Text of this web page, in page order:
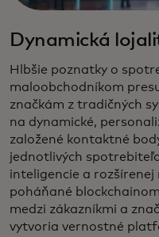
Dynamická
Hlbšie poznatky o
maloobchodníkom
značkám z tradičných
na dynamické,
založené kontaktné
jednotlivých
inteligencie a
poháňané
medzi zákazníkmi a
vytvoria vernostné